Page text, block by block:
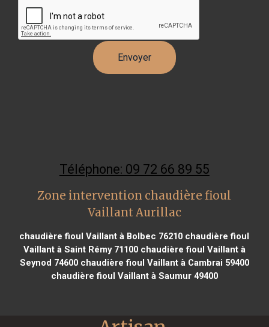
Téléphone: 09 72 66 89 55
Zone intervention chaudière fioul
Vaillant Aurillac
chaudière fioul Vaillant à Bolbec 76210 chaudière fioul
Vaillant à Saint Rémy 71100chaudière fioul Vaillant à
Seynod 74600chaudière fioul Vaillant à Cambrai 59400
chaudière fioul Vaillant à Saumur 49400